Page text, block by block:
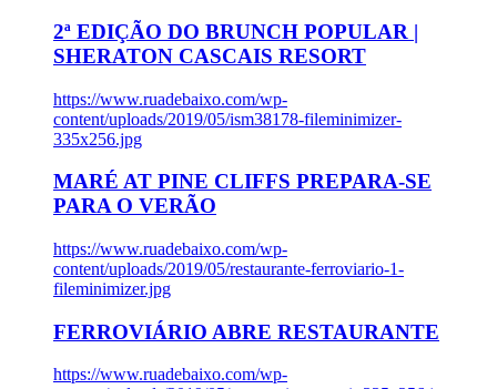
2ª EDIÇÃO DO BRUNCH POPULAR |
SHERATON CASCAIS RESORT
https://www.ruadebaixo.com/wp-
content/uploads/2019/05/ism38178-fileminimizer-
335x256.jpg
MARÉ AT PINE CLIFFS PREPARA-SE
PARA O VERÃO
https://www.ruadebaixo.com/wp-
content/uploads/2019/05/restaurante-ferroviario-1-
fileminimizer.jpg
FERROVIÁRIO ABRE RESTAURANTE
https://www.ruadebaixo.com/wp-